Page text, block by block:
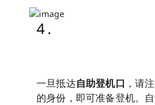
4.
一旦抵达自助登机口 ，请
的身份，即可准备登机。